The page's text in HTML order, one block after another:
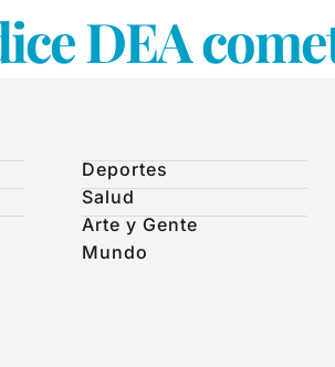
DEA
Deportes
Salud
Arte y Gente
Mundo